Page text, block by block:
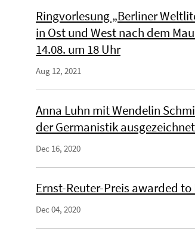
Ringvorlesung „Berliner
in Ost und West nach dem
14.08. um 18 Uhr
Aug 12, 2021
Anna Luhn mit Wendelin
der Germanistik ausgezeichnet
Dec 16, 2020
Ernst-Reuter-Preis awarded
Dec 04, 2020